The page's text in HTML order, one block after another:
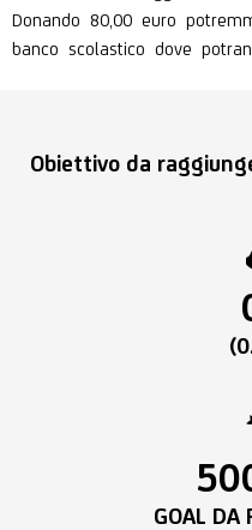
Donando 80,00 euro
banco scolastico dove
Obiettivo da
GOAL DA